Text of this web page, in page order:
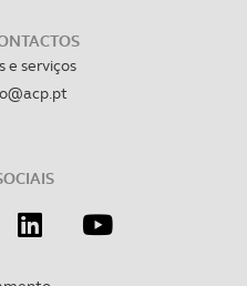
e serviços